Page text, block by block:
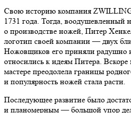
Свою историю компания ZWILLING
1731 года. Тогда, воодушевленный
о производстве ножей, Питер
логотип своей компании — двух
Ножовщиков его приняли радушно
относились к идеям Питера.
мастере преодолела границы
и популярность ножей стала расти.
Последующее развитие было
и планомерным — большой упор